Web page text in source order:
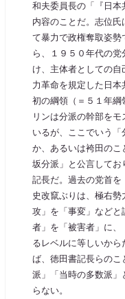
和夫委員長の「『日
内容のことだ。志位
て暴力で政権奪取姿
ら、１９５０年代の
け、主体者としての
力革命を規定した日
初の綱領（＝５１年綱
リンは分派の幹部を
いるが、ここでいう
か、あるいは袴田の
坂分派」と公言して
記長だ。過去の党首
史改竄ぶりは、極右
攻」を「事変」など
者」を「被害者」に
るレベルに等しいか
ば、徳田書記長らの
派」「当時の多数派」
らない。